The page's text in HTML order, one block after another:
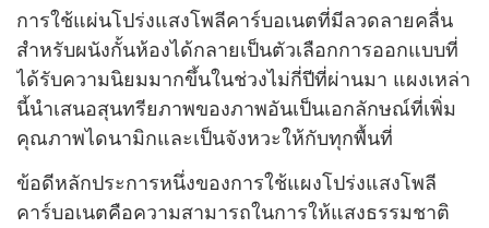
การใช้แผ่นโปร่งแสงโพลีคาร์บอเนตที่มีลวดลายคลื่น
สำหรับผนังกั้นห้องได้กลายเป็นตัวเลือกการออกแบบที่
ได้รับความนิยมมากขึ้นในช่วงไม่กี่ปีที่ผ่านมา แผงเหล่า
นี้นำเสนอสุนทรียภาพของภาพอันเป็นเอกลักษณ์ที่เพิ่ม
คุณภาพไดนามิกและเป็นจังหวะให้กับทุกพื้นที่
ข้อดีหลักประการหนึ่งของการใช้แผงโปร่งแสงโพลี
คาร์บอเนตคือความสามารถในการให้แสงธรรมชาติ